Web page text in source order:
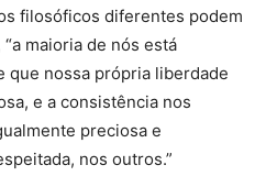
filosóficos diferentes podem
maioria de nós está
que nossa própria liberdade
e a consistência nos
preciosa e
nos outros.”